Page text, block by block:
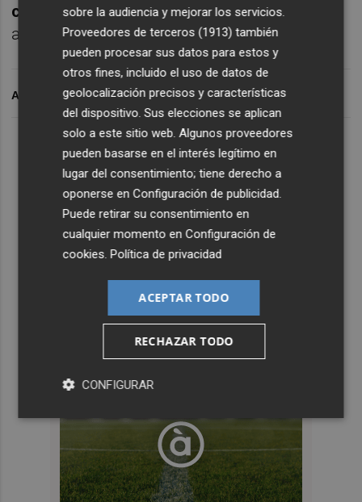
club
, un aspecto que podría cambiar debido
a la entrada en escena de Bautista Soler.
ARCHIVADO EN
sobre la audiencia y mejorar los servicios.
Proveedores de terceros (1913) también
pueden procesar sus datos para estos y
otros fines, incluido el uso de datos de
geolocalización precisos y características
del dispositivo. Sus elecciones se aplican
solo a este sitio web. Algunos proveedores
pueden basarse en el interés legítimo en
lugar del consentimiento; tiene derecho a
oponerse enConfiguración de publicidad
Puede retirar su consentimiento en
cualquier momento enConfiguración de
cookies .Política de privacidad
ACEPTAR TODO
RECHAZAR TODO
CONFIGURAR